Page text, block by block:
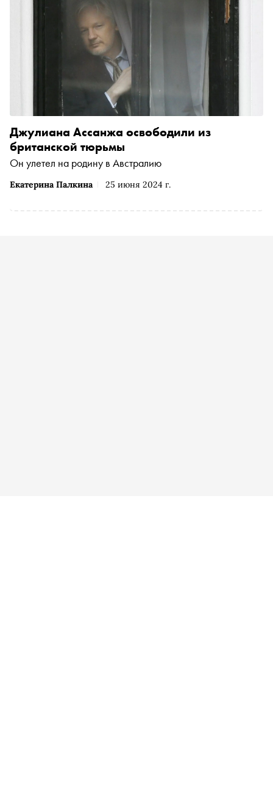
Екатерина Палкина 25 июня 2024 г.
Джулиана Ассанжа освободили из
британской тюрьмы
Он улетел на родину в Австралию